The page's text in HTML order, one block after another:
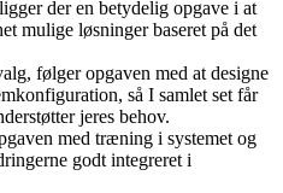
der en betydelig opgave i at
mulige løsninger baseret på det
følger opgaven med at designe
så I samlet set får
jeres behov.
med træning i systemet og
godt integreret i